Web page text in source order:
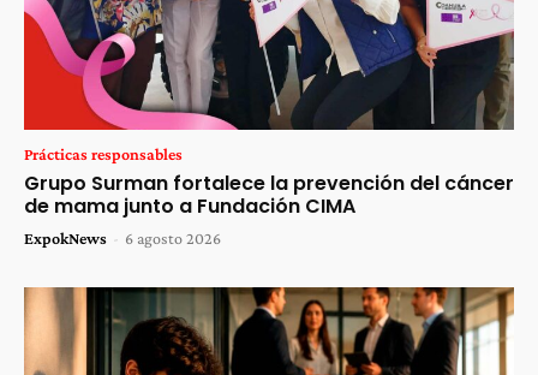
Prácticas responsables
Grupo Surman fortalece la prevención del cáncer
de mama junto a Fundación CIMA
ExpokNews - 6 agosto 2026